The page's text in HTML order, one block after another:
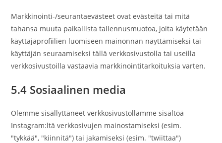
Markkinointi-/seurantaevästeet ovat evästeitä tai mitä
tahansa muuta paikallista tallennusmuotoa, joita käytetään
käyttäjäprofiilien luomiseen mainonnan näyttämiseksi tai
käyttäjän seuraamiseksi tällä verkkosivustolla tai useilla
verkkosivustoilla vastaavia markkinointitarkoituksia varten.
5.4 Sosiaalinen media
Olemme sisällyttäneet verkkosivustollamme sisältöä
Instagram:ltä verkkosivujen mainostamiseksi (esim.
"tykkää", "kiinnitä") tai jakamiseksi (esim. "twiittaa")